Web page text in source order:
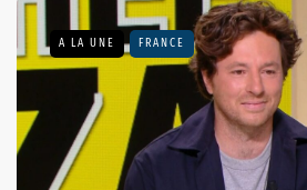
A LA UNE FRANCE